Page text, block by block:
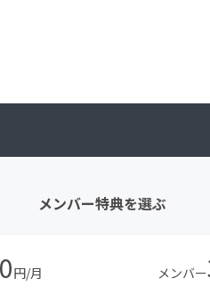
メンバー特典を選ぶ
円/月 メンバー